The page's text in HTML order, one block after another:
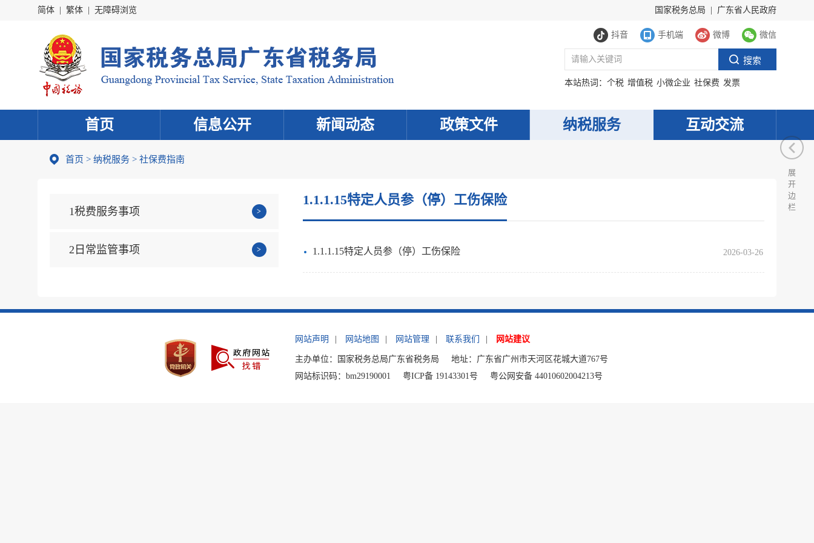
简体 繁体 无障碍浏览 国家税务总局 广东省人民政府
抖音 手机端 微博 微信
本站热词： 个税 增值税 小微企业 社保费 发票
首页 信息公开 新闻动态 政策文件 纳税服务 互动交流
首页 > 纳税服务 > 社保费指南
1税费服务事项
2日常监管事项
1.1.1.15特定人员参（停）工伤保险
1.1.1.15特定人员参（停）工伤保险 2026-03-26
网站声明 网站地图 网站管理 联系我们 网站建议
主办单位：国家税务总局广东省税务局
地址：广东省广州市天河区花城大道767号
网站标识码：bm29190001
粤ICP备 19143301号 粤公网安备 44010602004213号
展
开
边
栏
微信